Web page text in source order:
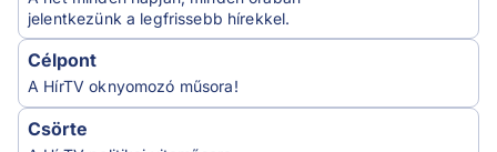
Paláver
Magyar Péter ellen súlyos bűncselekmények
gyanúja miatt tettek feljelentést